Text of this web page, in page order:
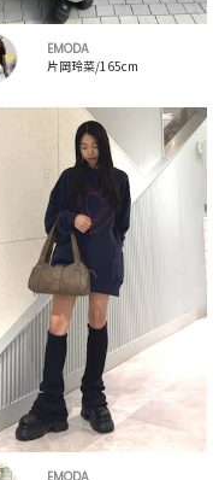
EMODA
片岡玲菜/165cm